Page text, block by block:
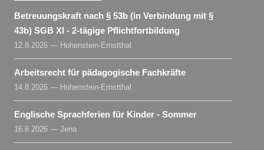
Betreuungskraft nach § 53b (in Verbindung mit §
43b) SGB XI - 2-tägige Pflichtfortbildung
12.8.2026 — Hohenstein-Ernstthal
Arbeitsrecht für pädagogische Fachkräfte
14.8.2026 — Hohenstein-Ernstthal
Englische Sprachferien für Kinder - Sommer
16.8.2026 — Jena